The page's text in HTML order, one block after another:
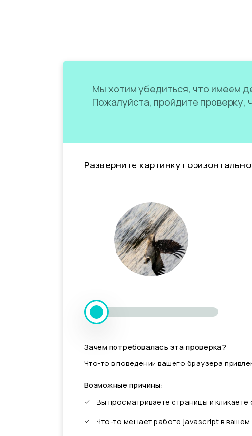
Мы хотим убедиться, что имеем
Пожалуйста, пройдите проверку,
Разверните картинку горизонтально
Зачем потребовалась эта проверка?
Что-то в поведении вашего браузера
Возможные причины:
Вы просматриваете страницы и
Что-то мешает работе javascript в вашем